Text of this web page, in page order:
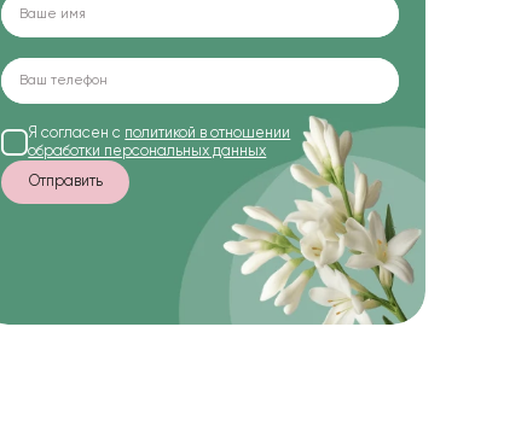
Я согласен с политикой в отношении
обработки персональных данных
Отправить